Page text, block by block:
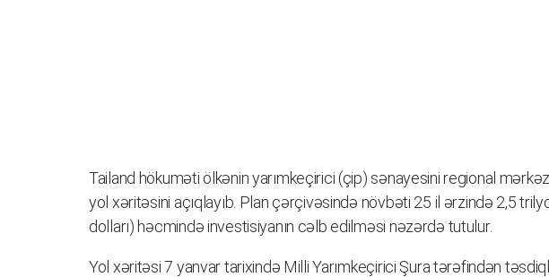
Tailand hökuməti ölkənin yarımkeçirici (çip) sənayesini regional
yol xəritəsini açıqlayıb. Plan çərçivəsində növbəti 25 il ərzində 2,5
dolları) həcmində investisiyanın cəlb edilməsi nəzərdə tutulur.
Yol xəritəsi 7 yanvar tarixində Milli Yarımkeçirici Şura tərəfindən